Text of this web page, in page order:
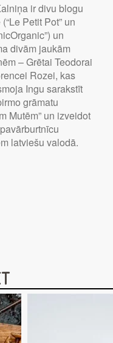
ir divu blogu
Petit Pot” un
un
divām jaukām
– Grētai Teodorai
Rozei, kas
Ingu sarakstīt
grāmatu
Mutēm” un izveidot
latviešu valodā.